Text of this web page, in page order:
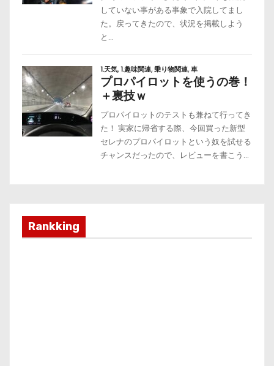
Rankking